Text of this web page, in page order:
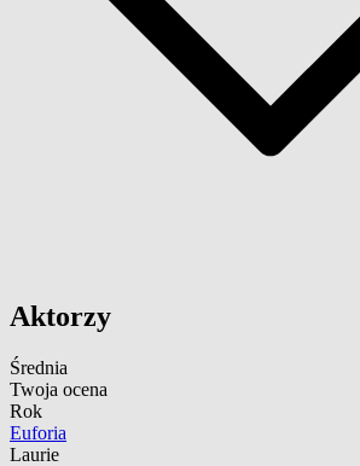
Aktorzy
Średnia
Twoja ocena
Rok
Euforia
Laurie